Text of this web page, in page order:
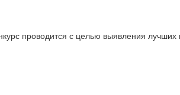
проводится с целью выявления